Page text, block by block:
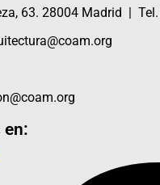
63. 28004 Madrid |
en: